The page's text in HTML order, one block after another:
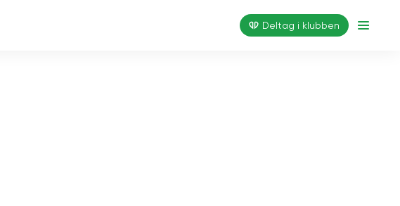
Deltag i klubben